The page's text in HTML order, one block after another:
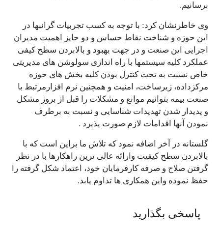
برسانیم.
وی خاطرنشان کرد: با توجه به کسب تجربیات گرانبها در
این حوزه و شناخت نقاط حساس و دو حایز اهمیت مدیران
اجرایی این صنعت و در جهت بهبود و بالابردن سطح کیفی
عملکرد کلیه سیستمها با راه اندازی سولوشن های مدیریتی
خاص نسبت به تحت کنترل بودن کلیه بخش های حوزه
مرکزداده، زیرساخت، امنیت و همچنین نرم افزارمرتبط با
صنعت بیمه بتوانیم موانع و مشکلات را قبل از بروز مشکل
و پدیدار شدن تهدیدات شناسایی و نسبت به برطرف
نمودن آنها اقدامات لازم صورت پذیرد .
گلستانه در آخر اضافه نمود که تلاش ما براین است که با
بالابردن سطح کیفیت وارائه عالی ترین راهکارها با در نظر
گرفتن صلاح و صرفه کارفرمایان خود، اعتماد شکل گرفته را
حفظ نموده واین همکاری ها تداوم یابد.
پاسخی بگذارید